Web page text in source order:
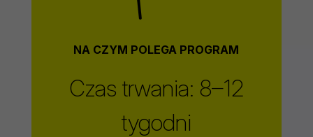
NA CZYM POLEGA PROGRAM
Czas trwania: 8–12
tygodni